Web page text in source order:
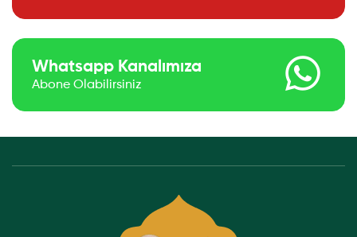
Whatsapp Kanalımıza
Abone Olabilirsiniz